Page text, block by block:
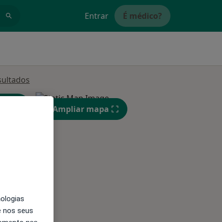
Entrar É médico?
Qua
12 Ago
Ampliar mapa
nos seus